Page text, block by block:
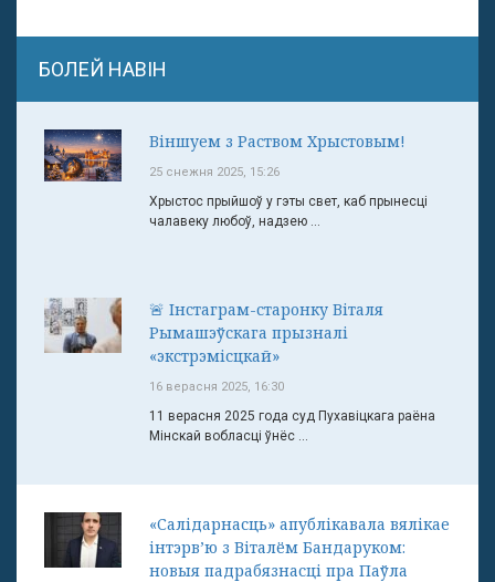
БОЛЕЙ НАВІН
Віншуем з Раством Хрыстовым!
25 снежня 2025, 15:26
Хрыстос прыйшоў у гэты свет, каб прынесці
чалавеку любоў, надзею ...
🚨 Інстаграм-старонку Віталя
Рымашэўскага прызналі
«экстрэмісцкай»
16 верасня 2025, 16:30
11 верасня 2025 года суд Пухавіцкага раёна
Мінскай вобласці ўнёс ...
«Салідарнасць» апублікавала вялікае
інтэрв’ю з Віталём Бандаруком:
новыя падрабязнасці пра Паўла